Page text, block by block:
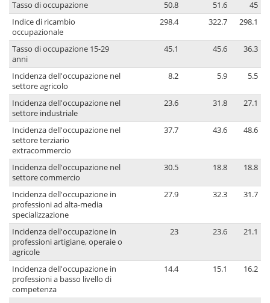
Tasso di occupazione 50.8 51.6
45
Indice di ricambio
occupazionale
298.4 322.7 298.1
Tasso di occupazione 15-29
anni
45.1 45.6 36.3
Incidenza dell'occupazione nel
settore agricolo
8.2 5.9 5.5
Incidenza dell'occupazione nel
settore industriale
23.6 31.8 27.1
Incidenza dell'occupazione nel
settore terziario
extracommercio
37.7 43.6 48.6
Incidenza dell'occupazione nel
settore commercio
30.5 18.8 18.8
Incidenza dell'occupazione in
professioni ad alta-media
specializzazione
27.9 32.3 31.7
Incidenza dell'occupazione in
professioni artigiane, operaie o
agricole
23 23.6 21.1
Incidenza dell'occupazione in
professioni a basso livello di
competenza
14.4 15.1 16.2